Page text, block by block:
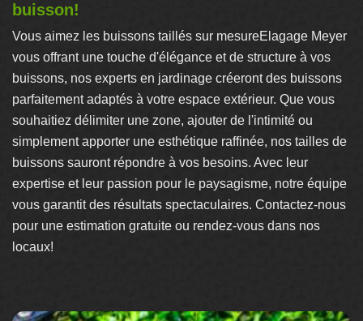
buisson!
Vous aimez les buissons taillés sur mesureElagage Meyer
vous offrant une touche d'élégance et de structure à vos
buissons, nos experts en jardinage créeront des buissons
parfaitement adaptés à votre espace extérieur. Que vous
souhaitiez délimiter une zone, ajouter de l'intimité ou
simplement apporter une esthétique raffinée, nos tailles de
buissons sauront répondre à vos besoins. Avec leur
expertise et leur passion pour le paysagisme, notre équipe
vous garantit des résultats spectaculaires. Contactez-nous
pour une estimation gratuite ou rendez-vous dans nos
locaux!